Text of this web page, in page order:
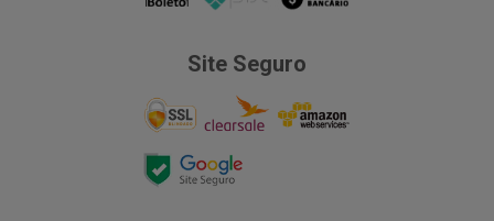
Site Seguro